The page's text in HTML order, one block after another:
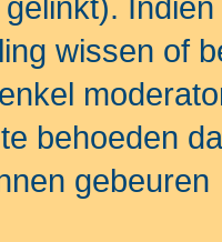
wissen of
behoeden
gebeuren